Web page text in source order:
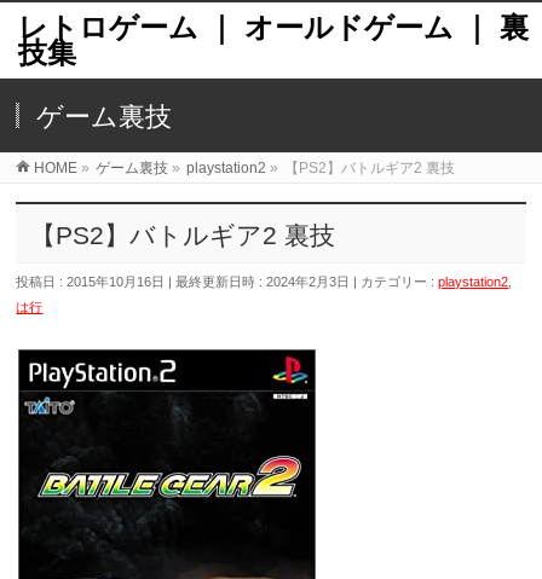
レトロゲーム ｜ オールドゲーム ｜ 裏
技集
ゲーム裏技
HOME » ゲーム裏技 » playstation2 » 【PS2】バトルギア2 裏技
【PS2】バトルギア2 裏技
投稿日 : 2015年10月16日 最終更新日時 : 2024年2月3日 カテゴリー :playstation2
は行